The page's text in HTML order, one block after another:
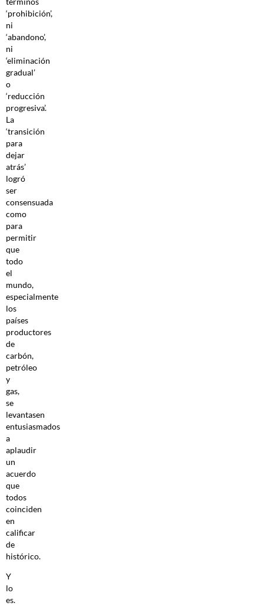
‘prohibición’,
ni
‘abandono’,
ni
‘eliminación
gradual’
o
‘reducción
progresiva’.
La
‘transición
para
dejar
atrás’
logró
ser
consensuada
como
para
permitir
que
todo
el
mundo,
especialmente
los
países
productores
de
carbón,
petróleo
y
gas,
se
levantasen
entusiasmados
a
aplaudir
un
acuerdo
que
todos
coinciden
en
calificar
de
histórico.
Y
lo
es.